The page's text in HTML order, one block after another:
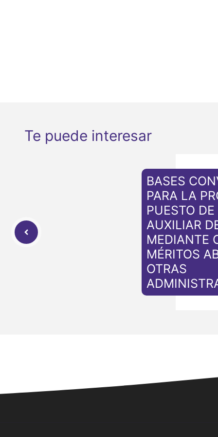
Te puede interesar
BASES
PARA LA
PUESTO
AUXILIAR
MEDIANTE
MÉRITOS
OTRAS